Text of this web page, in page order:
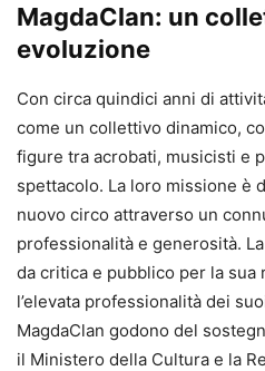
MagdaClan: un
evoluzione
Con circa quindici anni di
come un collettivo dinamico,
figure tra acrobati, musicisti e
spettacolo. La loro missione è
nuovo circo attraverso un
professionalità e generosità.
da critica e pubblico per la
l’elevata professionalità dei
MagdaClan godono del
il Ministero della Cultura e la